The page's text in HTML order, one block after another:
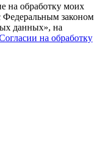
на обработку моих
Федеральным законом
данных», на
на обработку